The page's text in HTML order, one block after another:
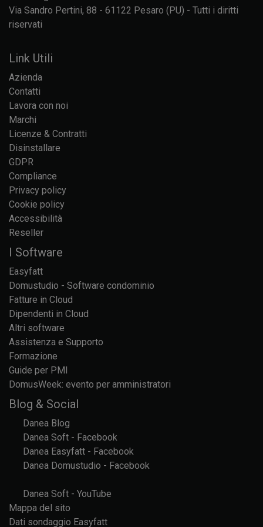
Via Sandro Pertini, 88 - 61122 Pesaro (PU) - Tutti i diritti
riservati
Link Utili
Azienda
Contatti
Lavora con noi
Marchi
Licenze & Contratti
Disinstallare
GDPR
Compliance
Privacy policy
Cookie policy
Accessibilità
Reseller
I Software
Easyfatt
Domustudio - Software condominio
Fatture in Cloud
Dipendenti in Cloud
Altri software
Assistenza e Supporto
Formazione
Guide per PMI
DomusWeek: evento per amministratori
Blog & Social
Danea Blog
Danea Soft - Facebook
Danea Easyfatt - Facebook
Danea Domustudio - Facebook
Danea Soft - YouTube
Mappa del sito
Dati sondaggio Easyfatt